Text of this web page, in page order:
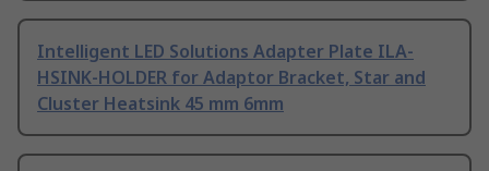
Intelligent LED Solutions Adapter Plate ILA-
HSINK-HOLDER for Adaptor Bracket, Star and
Cluster Heatsink 45 mm 6mm